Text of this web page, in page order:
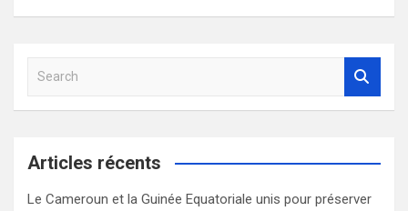
a
c
Articles récents
Le Cameroun et la Guinée Equatoriale unis pour préserver